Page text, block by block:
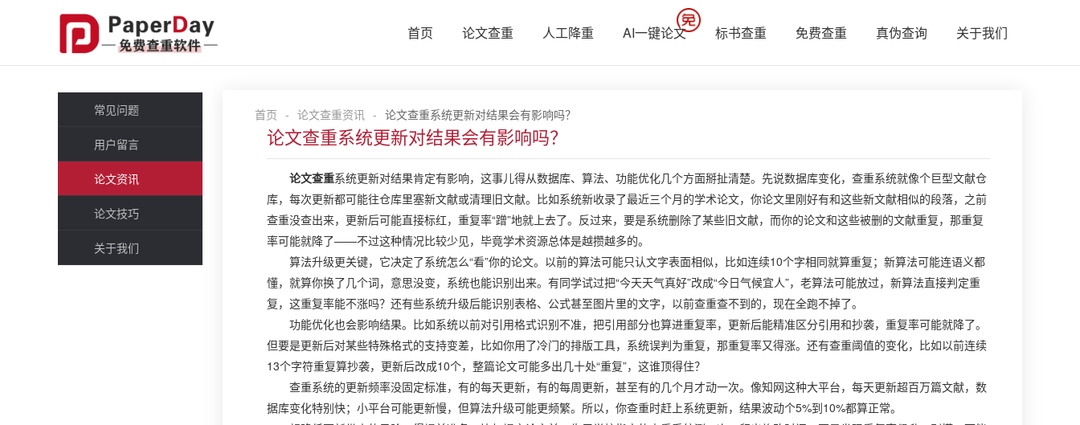
首页 论文查重 人工降重 AI一键论文 标书查重 免费查重 真伪查询 关于我们
常见问题
用户留言
论文资讯
论文技巧
关于我们
首页 - 论文查重资讯 - 论文查重系统更新对结果会有影响吗？
论文查重系统更新对结果会有影响吗？
论文查重系统更新对结果肯定有影响，这事儿得从数据库、算法、功能优化几个方面掰扯清楚。先说数据库变化，查重系统就像个巨型文献仓
库，每次更新都可能往仓库里塞新文献或清理旧文献。比如系统新收录了最近三个月的学术论文，你论文里刚好有和这些新文献相似的段落，之前
查重没查出来，更新后可能直接标红，重复率“蹭”地就上去了。反过来，要是系统删除了某些旧文献，而你的论文和这些被删的文献重复，那重复
率可能就降了——不过这种情况比较少见，毕竟学术资源总体是越攒越多的。
算法升级更关键，它决定了系统怎么“看”你的论文。以前的算法可能只认文字表面相似，比如连续10个字相同就算重复；新算法可能连语义都
懂，就算你换了几个词，意思没变，系统也能识别出来。有同学试过把“今天天气真好”改成“今日气候宜人”，老算法可能放过，新算法直接判定重
复，这重复率能不涨吗？还有些系统升级后能识别表格、公式甚至图片里的文字，以前查重查不到的，现在全跑不掉了。
功能优化也会影响结果。比如系统以前对引用格式识别不准，把引用部分也算进重复率，更新后能精准区分引用和抄袭，重复率可能就降了。
但要是更新后对某些特殊格式的支持变差，比如你用了冷门的排版工具，系统误判为重复，那重复率又得涨。还有查重阈值的变化，比如以前连续
13个字符重复算抄袭，更新后改成10个，整篇论文可能多出几十处“重复”，这谁顶得住？
查重系统的更新频率没固定标准，有的每天更新，有的每周更新，甚至有的几个月才动一次。像知网这种大平台，每天更新超百万篇文献，数
据库变化特别快；小平台可能更新慢，但算法升级可能更频繁。所以，你查重时赶上系统更新，结果波动个5%到10%都算正常。